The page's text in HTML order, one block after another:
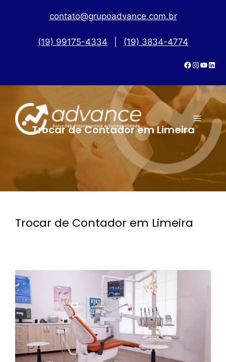
contato@grupoadvance.com.br
(19) 99175-4334 (19) 3834-4774
Trocar de Contador em Limeira
Trocar de Contador em Limeira